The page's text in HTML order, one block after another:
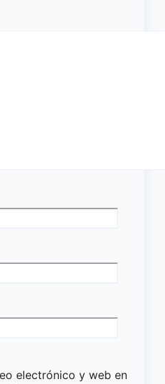
electrónico y web en